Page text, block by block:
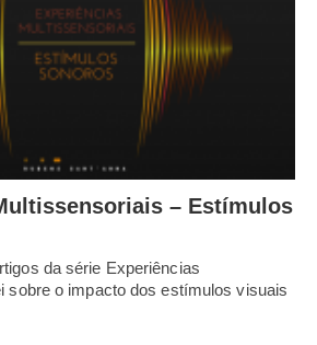
– Estímulos
da série Experiências
sobre o impacto dos estímulos visuais